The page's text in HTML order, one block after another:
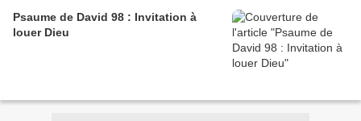
Psaume de David 98 : Invitation à
louer Dieu